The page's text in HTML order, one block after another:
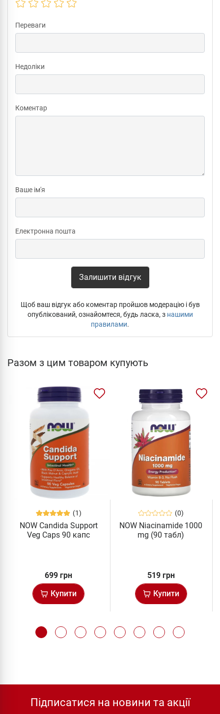
Переваги
Недоліки
Коментар
Ваше ім'я
Електронна пошта
Залишити відгук
Щоб ваш відгук або коментар пройшов модерацію і був
опублікований, ознайомтеся, будь ласка, з нашими
правилами.
Разом з цим товаром купують
(1)
NOW Candida Support
Veg Caps 90 капс
699 грн
Купити
(0)
NOW Niacinamide 1000
mg (90 табл)
519 грн
Купити
Підписатися на новини та акції